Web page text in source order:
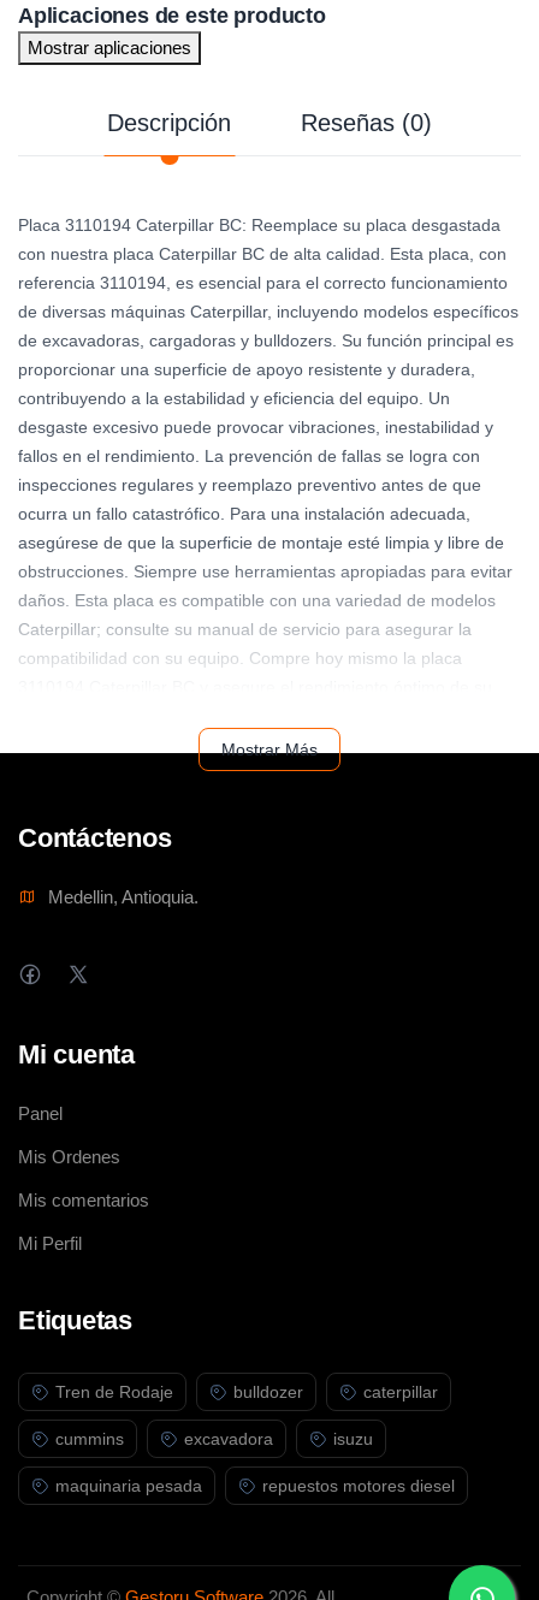
Aplicaciones de este producto
Mostrar aplicaciones
Descripción Reseñas (0)
Placa 3110194 Caterpillar BC: Reemplace su placa desgastada
con nuestra placa Caterpillar BC de alta calidad. Esta placa, con
referencia 3110194, es esencial para el correcto funcionamiento
de diversas máquinas Caterpillar, incluyendo modelos específicos
de excavadoras, cargadoras y bulldozers. Su función principal es
proporcionar una superficie de apoyo resistente y duradera,
contribuyendo a la estabilidad y eficiencia del equipo. Un
desgaste excesivo puede provocar vibraciones, inestabilidad y
fallos en el rendimiento. La prevención de fallas se logra con
inspecciones regulares y reemplazo preventivo antes de que
ocurra un fallo catastrófico. Para una instalación adecuada,
asegúrese de que la superficie de montaje esté limpia y libre de
obstrucciones. Siempre use herramientas apropiadas para evitar
daños. Esta placa es compatible con una variedad de modelos
Caterpillar; consulte su manual de servicio para asegurar la
compatibilidad con su equipo. Compre hoy mismo la placa
Mostrar Más
Contáctenos
Medellin, Antioquia.
Mi cuenta
Panel
Mis Ordenes
Mis comentarios
Mi Perfil
Etiquetas
Tren de Rodaje bulldozer caterpillar
cummins excavadora isuzu
maquinaria pesada repuestos motores diesel